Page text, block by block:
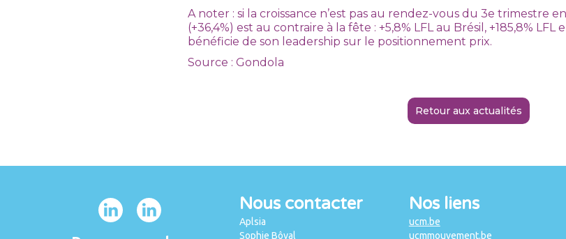
A noter : si la croissance n’est pas au rendez-vous du 3e trimestre
(+36,4%) est au contraire à la fête : +5,8% LFL au Brésil, +185,8%
bénéficie de son leadership sur le positionnement prix.
Source : Gondola
Retour aux actualités
Nous contacter
Aplsia
Sophie Bôval
Nos liens
ucm.be
ucmmouvement.be